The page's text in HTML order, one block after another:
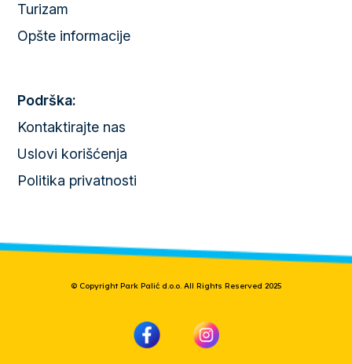
Turizam
Opšte informacije
Podrška:
Kontaktirajte nas
Uslovi korišćenja
Politika privatnosti
© Copyright Park Palić d.o.o. All Rights Reserved 2025